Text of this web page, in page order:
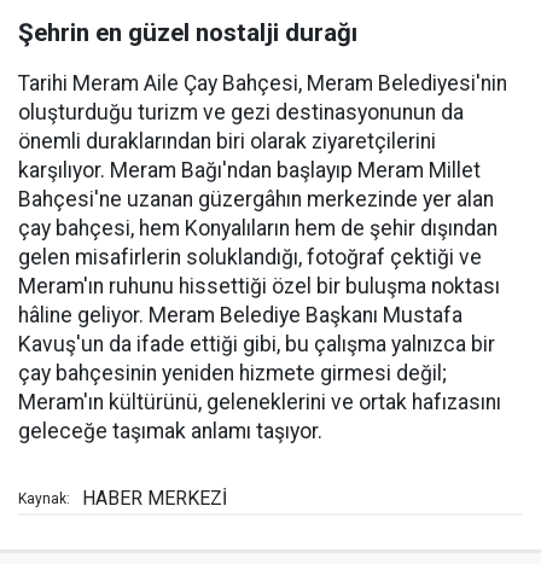
Şehrin en güzel nostalji durağı
Tarihi Meram Aile Çay Bahçesi, Meram Belediyesi'nin
oluşturduğu turizm ve gezi destinasyonunun da
önemli duraklarından biri olarak ziyaretçilerini
karşılıyor. Meram Bağı'ndan başlayıp Meram Millet
Bahçesi'ne uzanan güzergâhın merkezinde yer alan
çay bahçesi, hem Konyalıların hem de şehir dışından
gelen misafirlerin soluklandığı, fotoğraf çektiği ve
Meram'ın ruhunu hissettiği özel bir buluşma noktası
hâline geliyor. Meram Belediye Başkanı Mustafa
Kavuş'un da ifade ettiği gibi, bu çalışma yalnızca bir
çay bahçesinin yeniden hizmete girmesi değil;
Meram'ın kültürünü, geleneklerini ve ortak hafızasını
geleceğe taşımak anlamı taşıyor.
Kaynak: HABER MERKEZİ